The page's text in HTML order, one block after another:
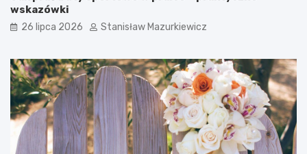
wskazówki
26 lipca 2026 Stanisław Mazurkiewicz